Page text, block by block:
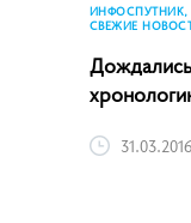
ИНФОСПУТНИК,
СВЕЖИЕ